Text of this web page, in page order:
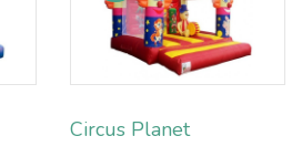
Circus Planet